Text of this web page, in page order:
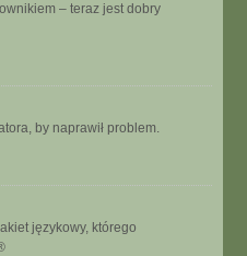
– teraz jest dobry
by naprawił problem.
językowy, którego